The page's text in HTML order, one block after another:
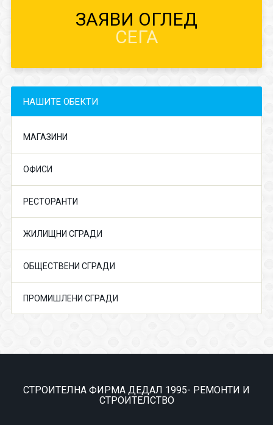
ЗАЯВИ ОГЛЕД
СЕГА
НАШИТЕ ОБЕКТИ
МАГАЗИНИ
ОФИСИ
РЕСТОРАНТИ
ЖИЛИЩНИ СГРАДИ
ОБЩЕСТВЕНИ СГРАДИ
ПРОМИШЛЕНИ СГРАДИ
СТРОИТЕЛНА ФИРМА ДЕДАЛ 1995- РЕМОНТИ И
СТРОИТЕЛСТВО